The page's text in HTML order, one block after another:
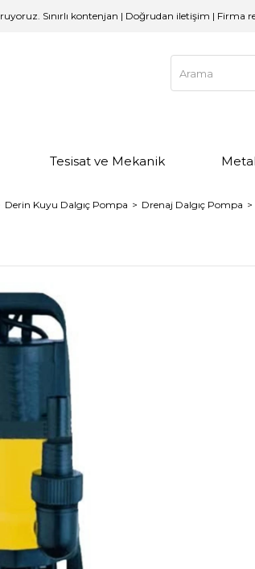
Sınırlı kontenjan | Doğrudan iletişim | Firma
Tesisat ve Mekanik
Derin Kuyu Dalgıç Pompa Drenaj Dalgıç Pompa